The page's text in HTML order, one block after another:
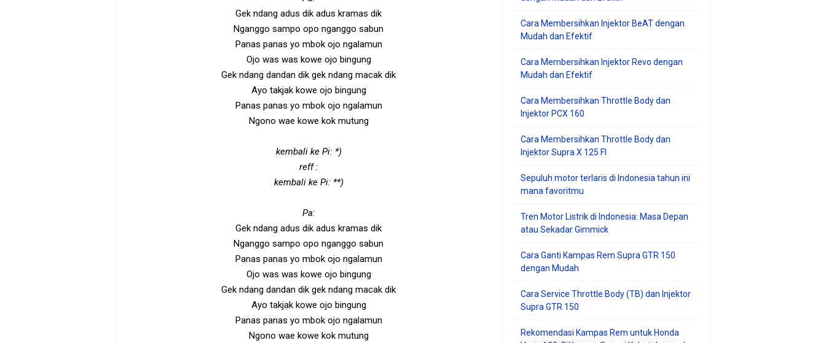
Gek ndang adus dik adus kramas dik
Nganggo sampo opo nganggo sabun
Panas panas yo mbok ojo ngalamun
Ojo was was kowe ojo bingung
Gek ndang dandan dik gek ndang macak dik
Ayo takjak kowe ojo bingung
Panas panas yo mbok ojo ngalamun
Ngono wae kowe kok mutung
kembali ke Pi: *)
reff :
kembali ke Pi: **)
Pa:
Gek ndang adus dik adus kramas dik
Nganggo sampo opo nganggo sabun
Panas panas yo mbok ojo ngalamun
Ojo was was kowe ojo bingung
Gek ndang dandan dik gek ndang macak dik
Ayo takjak kowe ojo bingung
Panas panas yo mbok ojo ngalamun
Ngono wae kowe kok mutung
Cara Membersihkan Injektor BeAT dengan
Mudah dan Efektif
Cara Membersihkan Injektor Revo dengan
Mudah dan Efektif
Cara Membersihkan Throttle Body dan
Injektor PCX 160
Cara Membersihkan Throttle Body dan
Injektor Supra X 125 FI
Sepuluh motor terlaris di Indonesia tahun ini
mana favoritmu
Tren Motor Listrik di Indonesia: Masa Depan
atau Sekadar Gimmick
Cara Ganti Kampas Rem Supra GTR 150
dengan Mudah
Cara Service Throttle Body (TB) dan Injektor
Supra GTR 150
Rekomendasi Kampas Rem untuk Honda